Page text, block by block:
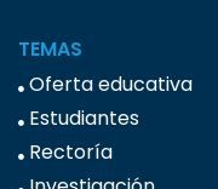
TEMAS
Oferta educativa
Estudiantes
Rectoría